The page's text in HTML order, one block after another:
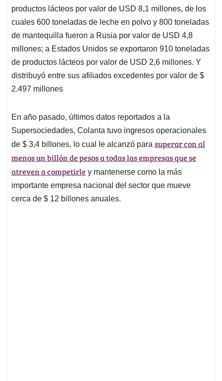
productos lácteos por valor de USD 8,1 millones, de los
cuales 600 toneladas de leche en polvo y 800 toneladas
de mantequilla fueron a Rusia por valor de USD 4,8
millones; a Estados Unidos se exportaron 910 toneladas
de productos lácteos por valor de USD 2,6 millones. Y
distribuyó entre sus afiliados excedentes por valor de $
2.497 millones
En año pasado, últimos datos reportados a la
Supersociedades, Colanta tuvo ingresos operacionales
de $ 3,4 billones, lo cual le alcanzó para superar con al
menos un billón de pesos a todas las empresas que se
atreven a competirle y mantenerse como la más
importante empresa nacional del sector que mueve
cerca de $ 12 billones anuales.